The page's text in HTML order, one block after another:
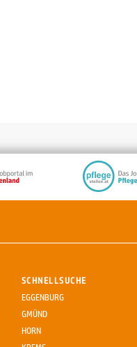
SCHNELLSUCHE
EGGENBURG
GMÜND
HORN